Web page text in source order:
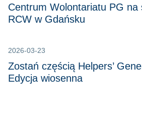
Centrum Wolontariatu PG na
RCW w Gdańsku
2026-03-23
Zostań częścią Helpers’
Edycja wiosenna